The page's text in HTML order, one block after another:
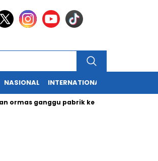
NASIONAL INTERNATIONAL
ganggu pabrik ke Kapolri